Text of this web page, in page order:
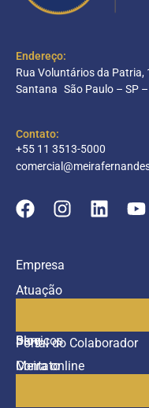
Endereço:
Rua Voluntários da Patria,
Santana São Paulo – SP
Contato:
+55 11 3513-5000
Empresa
Atuação
Blog
Contato
Portal do Colaborador
Serviços
Meira online